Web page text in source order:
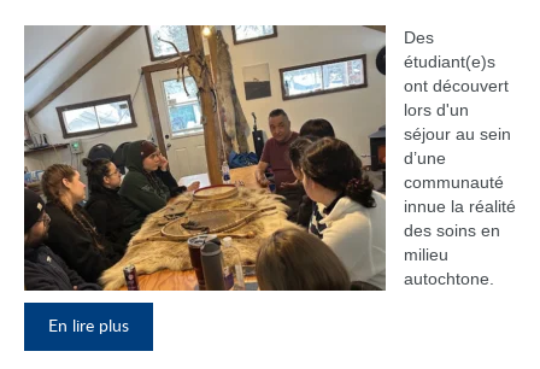
Des
étudiant(e)s
ont découvert
lors d'un
séjour au sein
d’une
communauté
innue la réalité
des soins en
milieu
autochtone.
En lire plus